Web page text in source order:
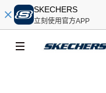
SKECHERS
立刻使用官方APP